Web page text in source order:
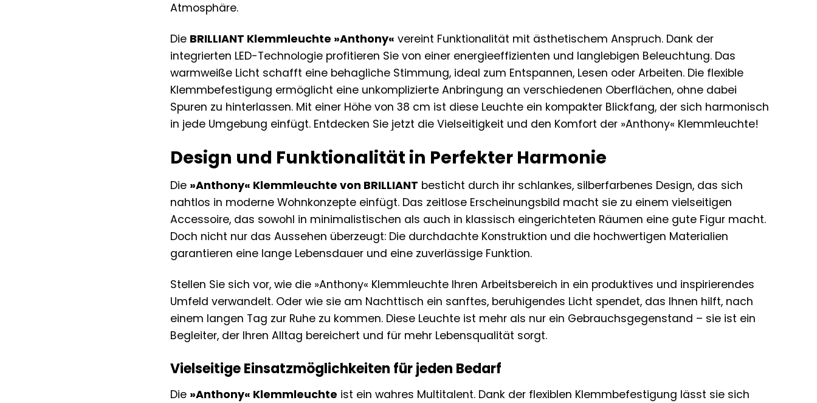
Atmosphäre.
Die BRILLIANT Klemmleuchte »Anthony« vereint Funktionalität mit ästhetischem Anspruch. Dank der
integrierten LED-Technologie profitieren Sie von einer energieeffizienten und langlebigen Beleuchtung. Das
warmweiße Licht schafft eine behagliche Stimmung, ideal zum Entspannen, Lesen oder Arbeiten. Die flexible
Klemmbefestigung ermöglicht eine unkomplizierte Anbringung an verschiedenen Oberflächen, ohne dabei
Spuren zu hinterlassen. Mit einer Höhe von 38 cm ist diese Leuchte ein kompakter Blickfang, der sich harmonisch
in jede Umgebung einfügt. Entdecken Sie jetzt die Vielseitigkeit und den Komfort der »Anthony« Klemmleuchte!
Design und Funktionalität in Perfekter Harmonie
Die »Anthony« Klemmleuchte von BRILLIANT besticht durch ihr schlankes, silberfarbenes Design, das sich
nahtlos in moderne Wohnkonzepte einfügt. Das zeitlose Erscheinungsbild macht sie zu einem vielseitigen
Accessoire, das sowohl in minimalistischen als auch in klassisch eingerichteten Räumen eine gute Figur macht.
Doch nicht nur das Aussehen überzeugt: Die durchdachte Konstruktion und die hochwertigen Materialien
garantieren eine lange Lebensdauer und eine zuverlässige Funktion.
Stellen Sie sich vor, wie die »Anthony« Klemmleuchte Ihren Arbeitsbereich in ein produktives und inspirierendes
Umfeld verwandelt. Oder wie sie am Nachttisch ein sanftes, beruhigendes Licht spendet, das Ihnen hilft, nach
einem langen Tag zur Ruhe zu kommen. Diese Leuchte ist mehr als nur ein Gebrauchsgegenstand – sie ist ein
Begleiter, der Ihren Alltag bereichert und für mehr Lebensqualität sorgt.
Vielseitige Einsatzmöglichkeiten für jeden Bedarf
Die »Anthony« Klemmleuchte ist ein wahres Multitalent. Dank der flexiblen Klemmbefestigung lässt sie sich